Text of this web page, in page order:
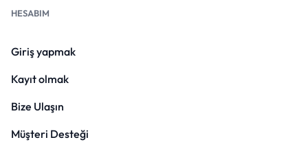
HESABIM
Giriş yapmak
Kayıt olmak
Bize Ulaşın
Müşteri Desteği